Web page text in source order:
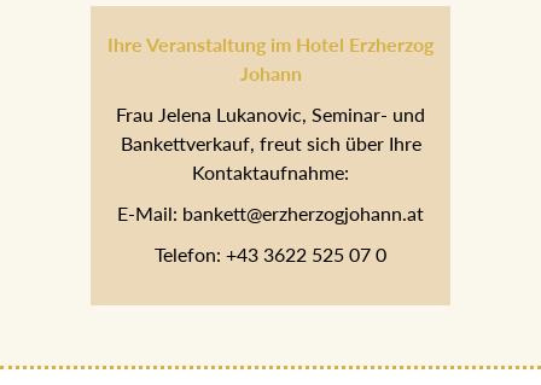
Ihre Veranstaltung im Hotel Erzherzog
Johann
Frau Jelena Lukanovic, Seminar- und
Bankettverkauf, freut sich über Ihre
Kontaktaufnahme:
E-Mail: bankett@erzherzogjohann.at
Telefon: +43 3622 525 07 0